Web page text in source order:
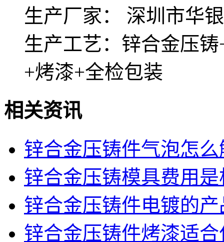
生产厂家： 深圳市华
生产工艺：锌合金压
+烤漆+全检包装
相关资讯
锌合金压铸件气泡怎
锌合金压铸模具费用
锌合金压铸件电镀的
锌合金压铸件烤漆适